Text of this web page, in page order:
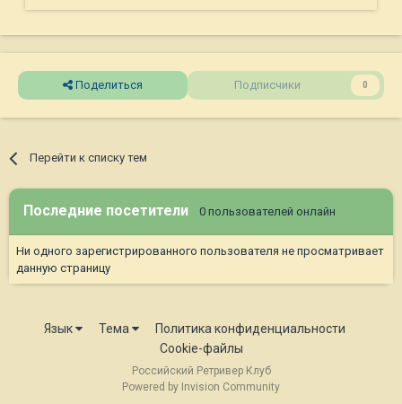
Поделиться Подписчики 0
Перейти к списку тем
Последние посетители 0 пользователей онлайн
Ни одного зарегистрированного пользователя не просматривает
данную страницу
Язык Тема
Политика конфиденциальности
Cookie-файлы
Российский Ретривер Клуб
Powered by Invision Community